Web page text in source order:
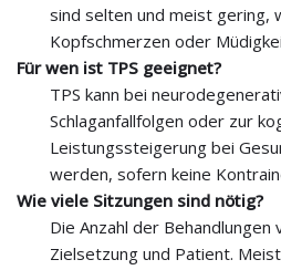
sind selten und meist gering,
Kopfschmerzen oder
Für wen ist TPS geeignet?
TPS kann bei
Schlaganfallfolgen oder zur
Leistungssteigerung bei
werden, sofern keine
Wie viele Sitzungen sind nötig?
Die Anzahl der Behandlungen
Zielsetzung und Patient.